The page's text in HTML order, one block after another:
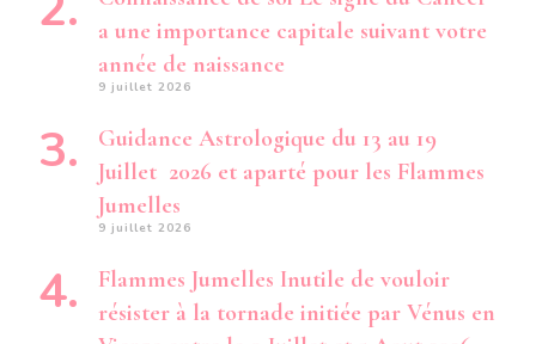
a une importance capitale suivant votre
année de naissance
9 juillet 2026
Guidance Astrologique du 13 au 19
Juillet 2026 et aparté pour les Flammes
Jumelles
9 juillet 2026
Flammes Jumelles Inutile de vouloir
résister à la tornade initiée par Vénus en